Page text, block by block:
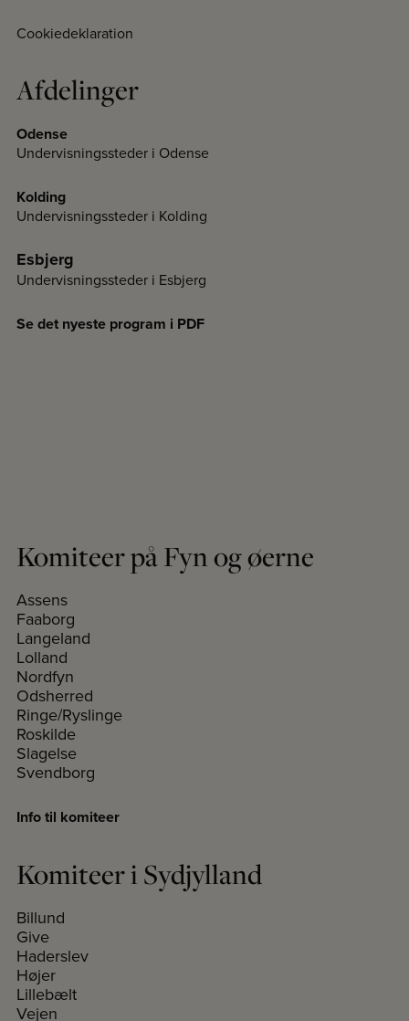
Cookiedeklaration
Afdelinger
Odense
Undervisningssteder i Odense
Kolding
Undervisningssteder i Kolding
Esbjerg
Undervisningssteder i Esbjerg
Se det nyeste program i PDF
Komiteer på Fyn og øerne
Assens
Faaborg
Langeland
Lolland
Nordfyn
Odsherred
Ringe/Ryslinge
Roskilde
Slagelse
Svendborg
Info til komiteer
Komiteer i Sydjylland
Billund
Give
Haderslev
Højer
Lillebælt
Vejen